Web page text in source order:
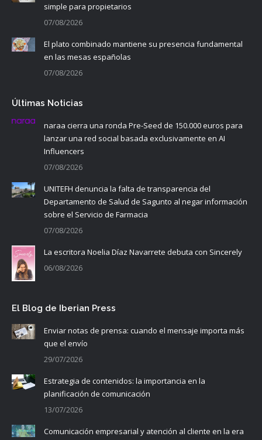
simple para propietarios
07/08/2026
El plato combinado mantiene su presencia fundamental
en las mesas españolas
07/08/2026
Últimas Noticias
naraa cierra una ronda Pre-Seed de 150.000 euros para
lanzar una red social basada exclusivamente en AI
Influencers
07/08/2026
UNITEFH denuncia la falta de transparencia del
Departamento de Salud de Sagunto al negar información
sobre el Servicio de Farmacia
07/08/2026
La escritora Noelia Díaz Navarrete debuta con Sincerely
06/08/2026
El Blog de Iberian Press
Enviar notas de prensa: cuando el mensaje importa más
que el envío
29/07/2026
Estrategia de contenidos: la importancia en la
planificación de comunicación
13/07/2026
Comunicación empresarial y atención al cliente en la era